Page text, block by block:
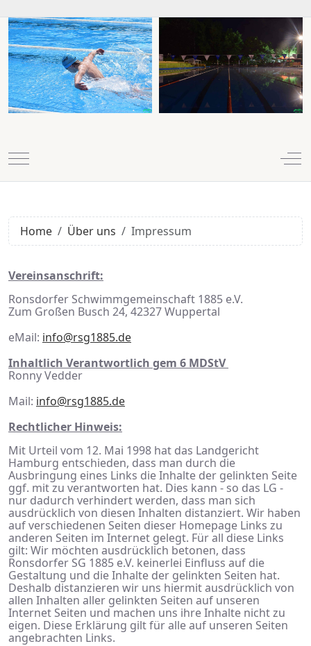
Mobile Menu Toggle
Home Über uns Impressum
Vereinsanschrift:
Ronsdorfer Schwimmgemeinschaft 1885 e.V.
Zum Großen Busch 24, 42327 Wuppertal
eMail: info@rsg1885.de
Inhaltlich Verantwortlich gem 6 MDStV
Ronny Vedder
Mail: info@rsg1885.de
Rechtlicher Hinweis:
Mit Urteil vom 12. Mai 1998 hat das Landgericht
Hamburg entschieden, dass man durch die
Ausbringung eines Links die Inhalte der gelinkten Seite
ggf. mit zu verantworten hat. Dies kann - so das LG -
nur dadurch verhindert werden, dass man sich
ausdrücklich von diesen Inhalten distanziert. Wir haben
auf verschiedenen Seiten dieser Homepage Links zu
anderen Seiten im Internet gelegt. Für all diese Links
gilt: Wir möchten ausdrücklich betonen, dass
Ronsdorfer SG 1885 e.V. keinerlei Einfluss auf die
Gestaltung und die Inhalte der gelinkten Seiten hat.
Deshalb distanzieren wir uns hiermit ausdrücklich von
allen Inhalten aller gelinkten Seiten auf unseren
Internet Seiten und machen uns ihre Inhalte nicht zu
eigen. Diese Erklärung gilt für alle auf unseren Seiten
angebrachten Links.